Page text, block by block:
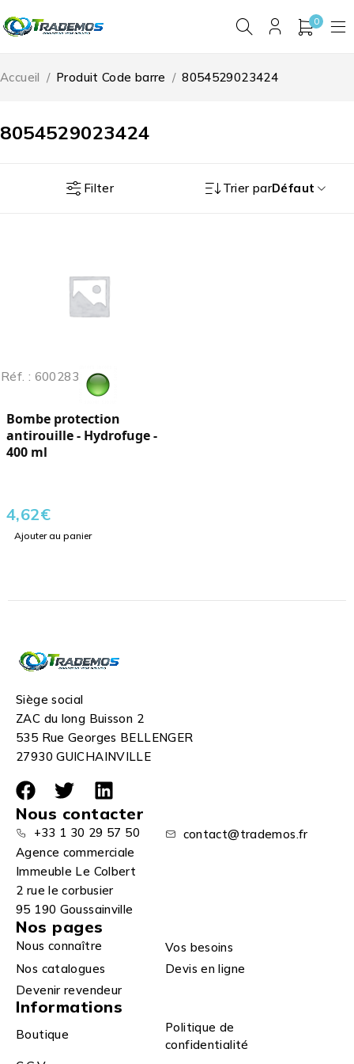
0
8054529023424
Accueil / Produit Code barre / 8054529023424
Filter Trier parDéfaut
Réf. : 600283
Bombe protection
antirouille - Hydrofuge -
400 ml
4,62€
Ajouter au panier
Siège social
ZAC du long Buisson 2
535 Rue Georges BELLENGER
27930 GUICHAINVILLE
Nous contacter
+33 1 30 29 57 50
contact@trademos.fr
Agence commerciale
Immeuble Le Colbert
2 rue le corbusier
95 190 Goussainville
Nos pages
Nous connaître
Vos besoins
Nos catalogues
Devis en ligne
Devenir revendeur
Informations
Boutique
Politique de
confidentialité